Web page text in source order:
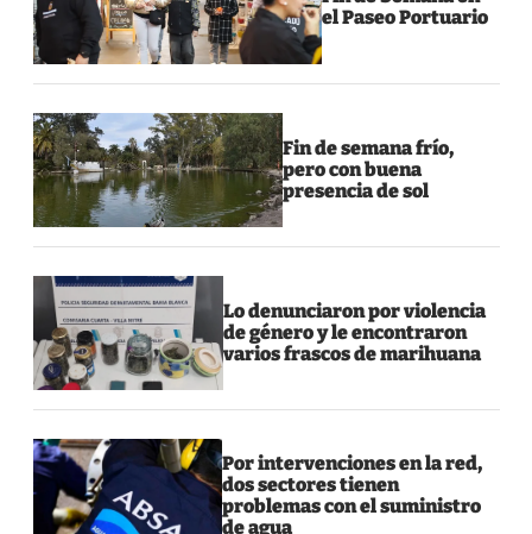
el Paseo Portuario
Fin de semana frío,
pero con buena
presencia de sol
Lo denunciaron por violencia
de género y le encontraron
varios frascos de marihuana
Por intervenciones en la red,
dos sectores tienen
problemas con el suministro
de agua